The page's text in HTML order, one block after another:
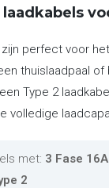
perfect voor
thuislaadpaal of
Type 2
volledige
met: 3 Fase
2